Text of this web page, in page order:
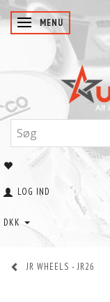
SKIFTE NAVIGATION
MENU
LOG IND
DKK
JR WHEELS - JR26